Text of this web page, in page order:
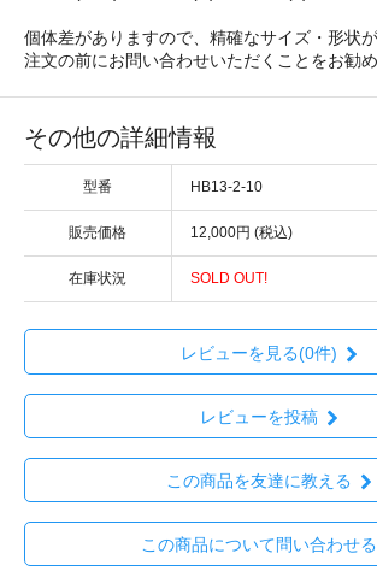
個体差がありますので、精確なサイズ・形状
注文の前にお問い合わせいただくことをお勧め
その他の詳細情報
型番 HB13-2-10
販売価格 12,000円 (税込)
在庫状況 SOLD OUT!
レビューを見る(0件)
レビューを投稿
この商品を友達に教える
この商品について問い合わせる